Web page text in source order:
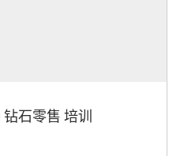
钻石零售 培训